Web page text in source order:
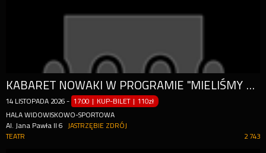
KABARET NOWAKI W PROGRAMIE "MIELIŚMY DO TEGO NIE WRACAĆ!"
14 LISTOPADA 2026 - 17:00 | KUP-BILET |110zł
HALA WIDOWISKOWO-SPORTOWA
Al. Jana Pawła II 6
JASTRZĘBIE ZDRÓJ
2 743
TEATR